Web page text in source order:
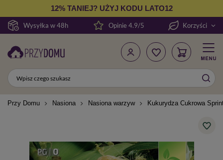
Wysyłka w 48h
12% TANIEJ? UŻYJ KODU LATO12
Opinie 4.9/5 Korzyści
Przy Domu Nasiona Nasiona warzyw Kukurydza Cukrowa